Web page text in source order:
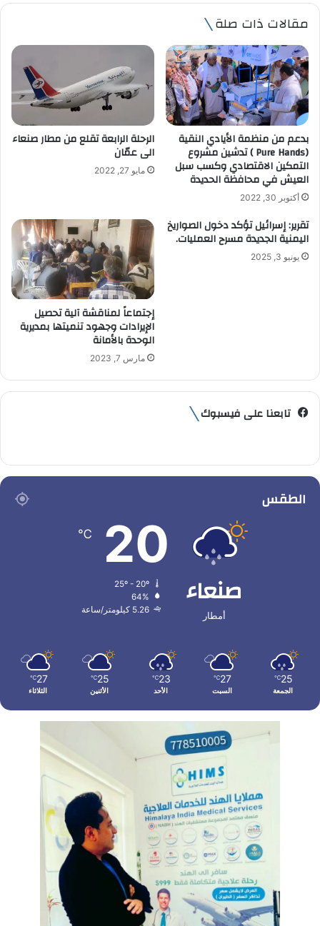
د
ا
ل
إ
ل
ك
ر
و
ن
مقالات ذات صلة
بدعم من منظمة الأيادي النقية
(Pure Hands ) تدشين مشروع
التمكين الاقتصادي وكسب سبل
العيش في محافظة الحديدة
أكتوبر 30, 2022
الرحلة الرابعة تقلع من مطار صنعاء
الى عمّان
مايو 27, 2022
تقرير: إسرائيل تؤكد دخول الصواريخ
اليمنية الجديدة مسرح العمليات.
يونيو 3, 2025
إجتماعاً لمناقشة آلية تحصيل
الإيرادات وجهود تنميتها بمديرية
الوحدة بالأمانة
مارس 7, 2023
تابعنا على فيسبوك
الطقس
صنعاء
أمطار
20
℃
64%
5.26 كيلومتر/ساعة
25
℃
الجمعة
27
℃
السبت
23
℃
الأحد
25
℃
الأثنين
27
℃
الثلاثاء